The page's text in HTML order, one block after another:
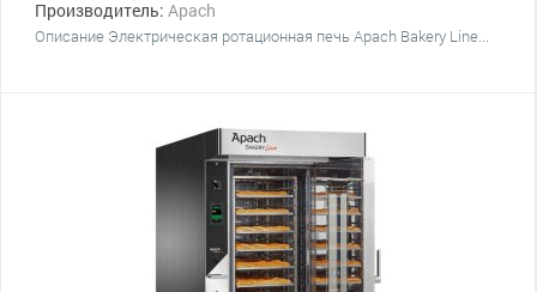
Производитель: Apach
Описание Электрическая ротационная печь Apach Bakery Line...